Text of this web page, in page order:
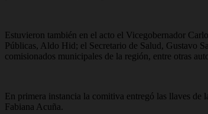
Estuvieron también en el acto el Vicegobernador
Públicas, Aldo Hid; el Secretario de Salud, Gustavo
comisionados municipales de la región, entre otras
En primera instancia la comitiva entregó las llaves
Fabiana Acuña.